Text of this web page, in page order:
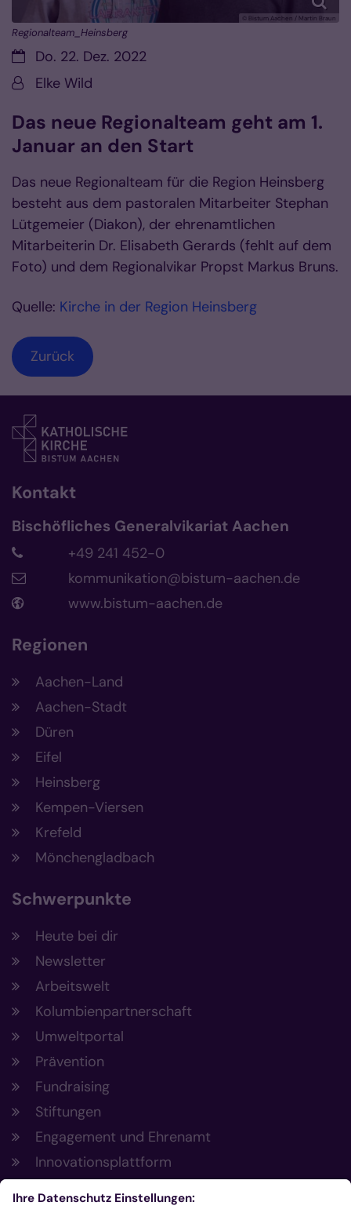
© Bistum Aachen / Martin Braun
Regionalteam_Heinsberg
Datum:Do. 22. Dez. 2022
Von:Elke Wild
Das neue Regionalteam geht am 1.
Januar an den Start
Das neue Regionalteam für die Region Heinsberg
besteht aus dem pastoralen Mitarbeiter Stephan
Lütgemeier (Diakon), der ehrenamtlichen
Mitarbeiterin Dr. Elisabeth Gerards (fehlt auf dem
Foto) und dem Regionalvikar Propst Markus Bruns.
Quelle: Kirche in der Region Heinsberg
Zurück
Kontakt
Bischöfliches Generalvikariat Aachen
+49 241 452-0
kommunikation@bistum-aachen.de
www.bistum-aachen.de
Regionen
Aachen-Land
Aachen-Stadt
Düren
Eifel
Heinsberg
Kempen-Viersen
Krefeld
Mönchengladbach
Schwerpunkte
Heute bei dir
Newsletter
Arbeitswelt
Kolumbienpartnerschaft
Umweltportal
Prävention
Fundraising
Stiftungen
Engagement und Ehrenamt
Innovationsplattform
Aus der Plattform